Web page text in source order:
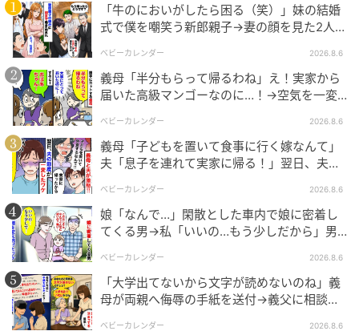
でした。
私は「だから、用意した服を着ればよかったのよ」
と、開いた口がふさがりません。息子に責められ、私
にあきれられ、夫は身を縮めるばかり。「悪かった
よ……」と、弱々しく反省の弁を繰り返していました。
まとめ
夫はこの一件以来、服装に少しずつ気をつかうように
なりました。家族と出かけるときは、私に「この服で
いいかな？」と聞きながら、部屋着のようなくたびれ
たTシャツではなく、きれい目のものやポロシャツなど
を着ています。色味も「年齢を考えて落ち着いたもの
を選んでほしい」という私の要望を取り入れてくれ、
「牛のにおいがしたら困る（笑）」妹の結婚
式で僕を嘲笑う新郎親子→妻の顔を見た2人が
ベビーカレンダー 2026.8.6
義母「半分もらって帰るわね」え！実家から
届いた高級マンゴーなのに…！→空気を一変
ベビーカレンダー 2026.8.6
義母「子どもを置いて食事に行く嫁なんて」
夫「息子を連れて実家に帰る！」翌日、夫が
ベビーカレンダー 2026.8.6
娘「なんで…」閑散とした車内で娘に密着し
てくる男→私「いいの…もう少しだから」男
ベビーカレンダー 2026.8.6
「大学出てないから文字が読めないのね」義
母が両親へ侮辱の手紙を送付→義父に相談
ベビーカレンダー 2026.8.6